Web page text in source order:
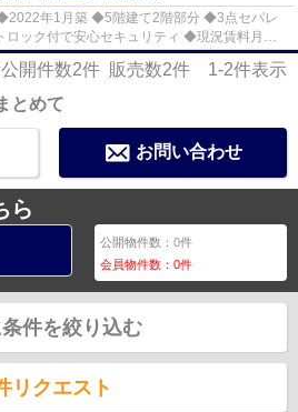
年1月築 ◆5階建て2階部分 ◆3点セパレ
ック付で安心セキュリティ ◆現況賃料月
） ◆学生に人気の立地：花...
開件数2件 販売数2件 1-2件表示
とめて
お問い合わせ
ら
公開物件数：0件
会員物件数：0件
件を絞り込む
リクエスト